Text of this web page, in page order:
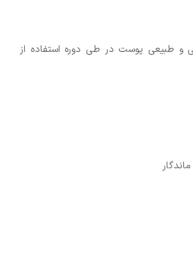
و طبیعی پوست در طی دوره استفاده از